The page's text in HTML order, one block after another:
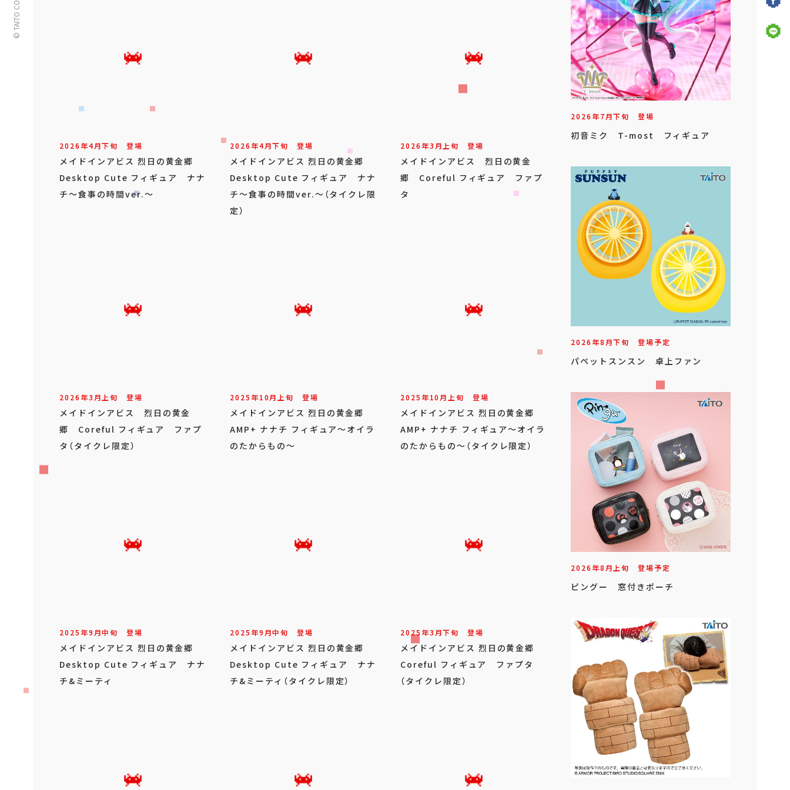
2026年4月下旬 登場
メイドインアビス 烈日の黄金郷
Desktop Cute フィギュア ナナ
チ～食事の時間ver.～
2026年4月下旬 登場
メイドインアビス 烈日の黄金郷
Desktop Cute フィギュア ナナ
チ～食事の時間ver.～（タイクレ限
定）
2026年3月上旬 登場
メイドインアビス 烈日の黄金
郷 Coreful フィギュア ファプ
タ
2026年3月上旬 登場
メイドインアビス 烈日の黄金
郷 Coreful フィギュア ファプ
タ（タイクレ限定）
2025年10月上旬 登場
メイドインアビス 烈日の黄金郷
AMP+ ナナチ フィギュア～オイラ
のたからもの～
2025年10月上旬 登場
メイドインアビス 烈日の黄金郷
AMP+ ナナチ フィギュア～オイラ
のたからもの～（タイクレ限定）
2025年9月中旬 登場
メイドインアビス 烈日の黄金郷
Desktop Cute フィギュア ナナ
チ&ミーティ
2025年9月中旬 登場
メイドインアビス 烈日の黄金郷
Desktop Cute フィギュア ナナ
チ&ミーティ（タイクレ限定）
2025年3月下旬 登場
メイドインアビス 烈日の黄金郷
Coreful フィギュア ファプタ
（タイクレ限定）
2026年7月下旬 登場
初音ミク T-most フィギュア
2026年8月下旬 登場予定
パペットスンスン 卓上ファン
2026年8月上旬 登場予定
ピングー 窓付きポーチ